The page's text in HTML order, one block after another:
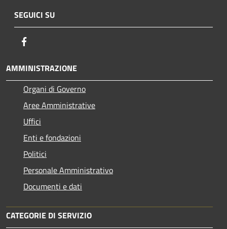
SEGUICI SU
AMMINISTRAZIONE
Organi di Governo
Aree Amministrative
Uffici
Enti e fondazioni
Politici
Personale Amministrativo
Documenti e dati
CATEGORIE DI SERVIZIO